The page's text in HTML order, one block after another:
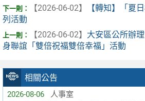
相關公告
2026-08-06 人事室
【2026-06-02】
【轉知】「夏
列活動
【2026-06-02】 大安區公所辦
身聯誼「雙倍祝福雙倍幸福」活動